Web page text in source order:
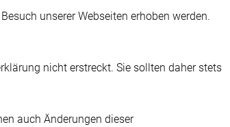
unserer Webseiten erhoben werden.
nicht erstreckt. Sie sollten daher stets
auch Änderungen dieser